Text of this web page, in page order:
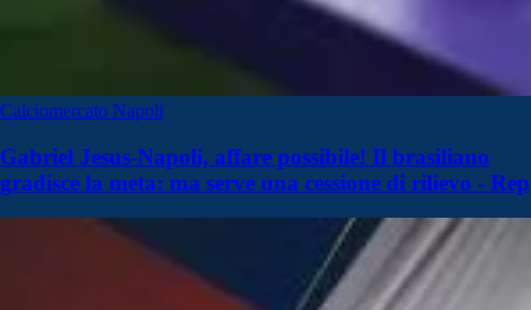
Calciomercato Napoli
Gabriel Jesus-Napoli, affare possibile! Il brasiliano
gradisce la meta: ma serve una cessione di rilievo - Rep